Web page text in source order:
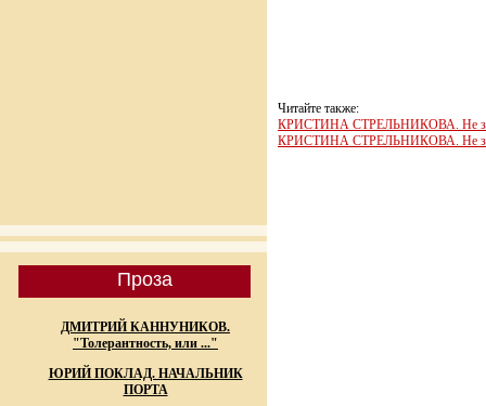
Проза
ДМИТРИЙ КАННУНИКОВ.
"Толерантность, или ..."
ЮРИЙ ПОКЛАД. НАЧАЛЬНИК
ПОРТА
Читайте также:
КРИСТИНА СТРЕЛЬНИКОВА. Не
КРИСТИНА СТРЕЛЬНИКОВА. Не